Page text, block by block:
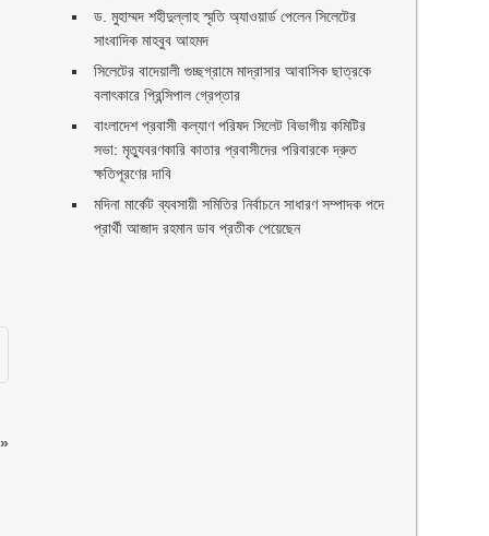
ড. মুহাম্মদ শহীদুল্লাহ স্মৃতি অ্যাওয়ার্ড পেলেন সিলেটের
সাংবাদিক মাহবুব আহমদ
সিলেটের বাদেয়ালী গুচ্ছগ্রামে মাদ্রাসার আবাসিক ছাত্রকে
বলাৎকারে প্রিন্সিপাল গ্রেপ্তার ‎
বাংলাদেশ প্রবাসী কল্যাণ পরিষদ সিলেট বিভাগীয় কমিটির
সভা: মৃত্যুবরণকারি কাতার প্রবাসীদের পরিবারকে দ্রুত
ক্ষতিপূরণের দাবি
মদিনা মার্কেট ব্যবসায়ী সমিতির নির্বাচনে সাধারণ সম্পাদক পদে
প্রার্থী আজাদ রহমান ডাব প্রতীক পেয়েছেন ‎